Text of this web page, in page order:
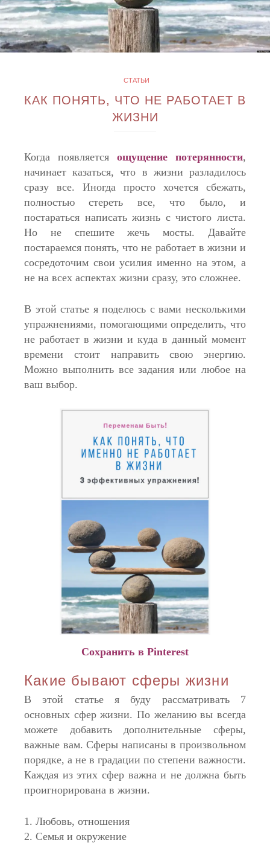
СТАТЬИ
КАК ПОНЯТЬ, ЧТО НЕ РАБОТАЕТ В
ЖИЗНИ
Когда появляется ощущение потерянности,
начинает казаться, что в жизни разладилось
сразу все. Иногда просто хочется сбежать,
полностью стереть все, что было, и
постараться написать жизнь с чистого листа.
Но не спешите жечь мосты. Давайте
постараемся понять, что не работает в жизни и
сосредоточим свои усилия именно на этом, а
не на всех аспектах жизни сразу, это сложнее.
В этой статье я поделюсь с вами несколькими
упражнениями, помогающими определить, что
не работает в жизни и куда в данный момент
времени стоит направить свою энергию.
Можно выполнить все задания или любое на
ваш выбор.
Сохранить в Pinterest
Какие бывают сферы жизни
В этой статье я буду рассматривать 7
основных сфер жизни. По желанию вы всегда
можете добавить дополнительные сферы,
важные вам. Сферы написаны в произвольном
порядке, а не в градации по степени важности.
Каждая из этих сфер важна и не должна быть
проигнорирована в жизни.
1. Любовь, отношения
2. Семья и окружение